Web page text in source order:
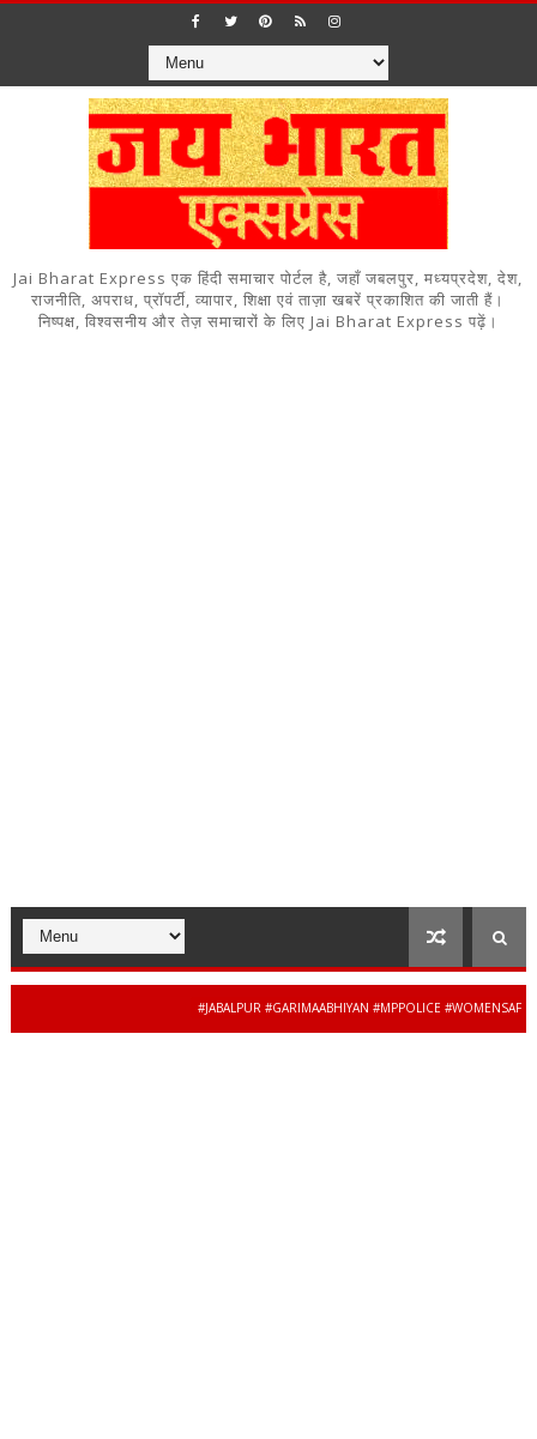
Jai Bharat Express एक हिंदी समाचार पोर्टल है, जहाँ जबलपुर, मध्यप्रदेश, देश,
राजनीति, अपराध, प्रॉपर्टी, व्यापार, शिक्षा एवं ताज़ा खबरें प्रकाशित की जाती हैं।
निष्पक्ष, विश्वसनीय और तेज़ समाचारों के लिए Jai Bharat Express पढ़ें।
#JABALPUR #GARIMAABHIYAN #MPPOLICE #WOMENSAFETY